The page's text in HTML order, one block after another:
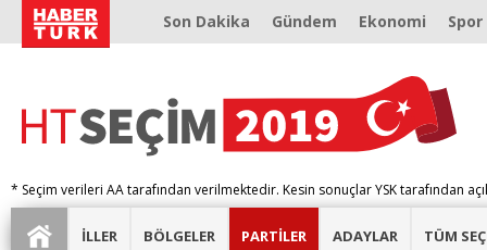
Son Dakika Gündem Ekonomi Spor
* Seçim verileri AA tarafından verilmektedir. Kesin sonuçlar YSK tarafından
İLLER BÖLGELER PARTİLER ADAYLAR TÜM